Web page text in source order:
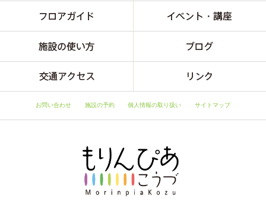
お問い合わせ 施設の予約 個人情報の取り扱い サイトマップ